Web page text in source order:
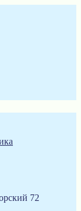
72